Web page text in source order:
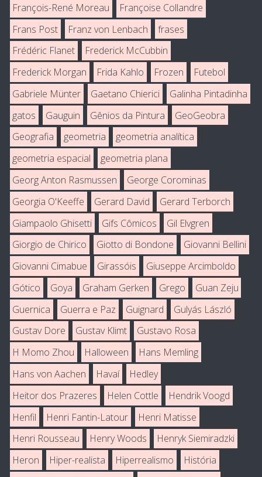
François-René Moreau
Françoise Collandre
Frans Post
Franz von Lenbach
frases
Frédéric Flanet
Frederick McCubbin
Frederick Morgan
Frida Kahlo Frozen
Futebol
Gabriele Münter
Gaetano Chierici
Galinha Pintadinha
gatos
Gauguin Gênios da Pintura
GeoGeobra
Geografia
geometria
geometria analítica
geometria espacial
geometria plana
Georg Anton Rasmussen
George Corominas
Georgia O'Keeffe
Gerard David
Gerard Terborch
Giampaolo Ghisetti
Gifs Cômicos
Gil Elvgren
Giorgio de Chirico
Giotto di Bondone
Giovanni Bellini
Giovanni Cimabue
Girassóis
Giuseppe Arcimboldo
Gótico
Goya Graham Gerken Grego
Guan Zeju
Guernica
Guerra e Paz Guignard
Gulyás László
Gustav Dore
Gustav Klimt
Gustavo Rosa
H Momo Zhou
Halloween
Hans Memling
Hans von Aachen
Havaí
Hedley
Heitor dos Prazeres
Helen Cottle
Hendrik Voogd
Henfil
Henri Fantin-Latour
Henri Matisse
Henri Rousseau
Henry Woods
Henryk Siemiradzki
Heron
Hiper-realista Hiperrealismo
História